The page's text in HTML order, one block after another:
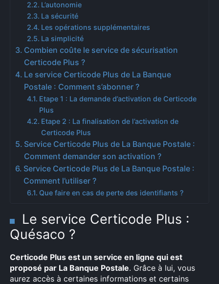
L’autonomie
La sécurité
Les opérations supplémentaires
La simplicité
Combien coûte le service de sécurisation
Certicode Plus ?
Le service Certicode Plus de La Banque
Postale : Comment s’abonner ?
Etape 1 : La demande d’activation de Certicode
Plus
Etape 2 : La finalisation de l’activation de
Certicode Plus
Service Certicode Plus de La Banque Postale :
Comment demander son activation ?
Service Certicode Plus de La Banque Postale :
Comment l’utiliser ?
Que faire en cas de perte des identifiants ?
Le service Certicode Plus :
Quésaco ?
Certicode Plus est un service en ligne qui est
proposé par La Banque Postale. Grâce à lui, vous
aurez accès à certaines informations et certains